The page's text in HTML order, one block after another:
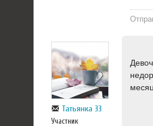
Татьянка 33
Участник